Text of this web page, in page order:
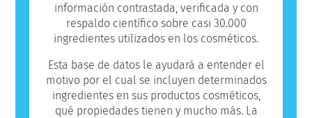
información contrastada, verificada y con
respaldo científico sobre casi 30.000
ingredientes utilizados en los cosméticos.
Esta base de datos le ayudará a entender el
motivo por el cual se incluyen determinados
ingredientes en sus productos cosméticos,
qué propiedades tienen y mucho más. La